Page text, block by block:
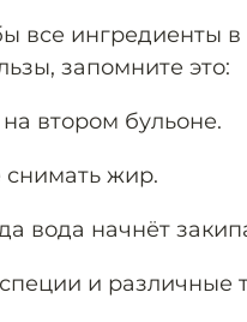
все ингредиенты
запомните это:
втором бульоне.
снимать жир.
вода начнёт
и различные